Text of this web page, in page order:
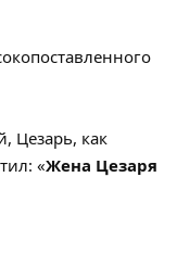
Цезарь, как
«Жена Цезаря